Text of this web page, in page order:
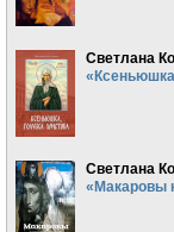
Светлана
Светлана
«Макаровы